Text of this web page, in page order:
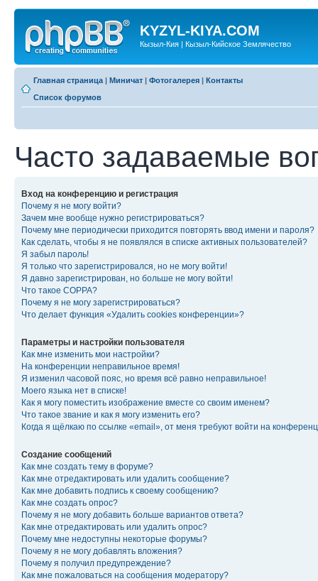
KYZYL-KIYA.COM
Кызыл-Кия | Кызыл-Кийское Землячество
Главная страница | Миничат | Фотогалерея | Контакты
Список форумов
Часто задаваемые
Вход на конференцию и регистрация
Почему я не могу войти?
Зачем мне вообще нужно регистрироваться?
Почему мне периодически приходится повторять ввод имени и пароля?
Как сделать, чтобы я не появлялся в списке активных пользователей?
Я забыл пароль!
Я только что зарегистрировался, но не могу войти!
Я давно зарегистрирован, но больше не могу войти!
Что такое COPPA?
Почему я не могу зарегистрироваться?
Что делает функция «Удалить cookies конференции»?
Параметры и настройки пользователя
Как мне изменить мои настройки?
На конференции неправильное время!
Я изменил часовой пояс, но время всё равно неправильное!
Моего языка нет в списке!
Как я могу поместить изображение вместе со своим именем?
Что такое звание и как я могу изменить его?
Когда я щёлкаю по ссылке «email», от меня требуют войти на
Создание сообщений
Как мне создать тему в форуме?
Как мне отредактировать или удалить сообщение?
Как мне добавить подпись к своему сообщению?
Как мне создать опрос?
Почему я не могу добавить больше вариантов ответа?
Как мне отредактировать или удалить опрос?
Почему мне недоступны некоторые форумы?
Почему я не могу добавлять вложения?
Почему я получил предупреждение?
Как мне пожаловаться на сообщения модератору?